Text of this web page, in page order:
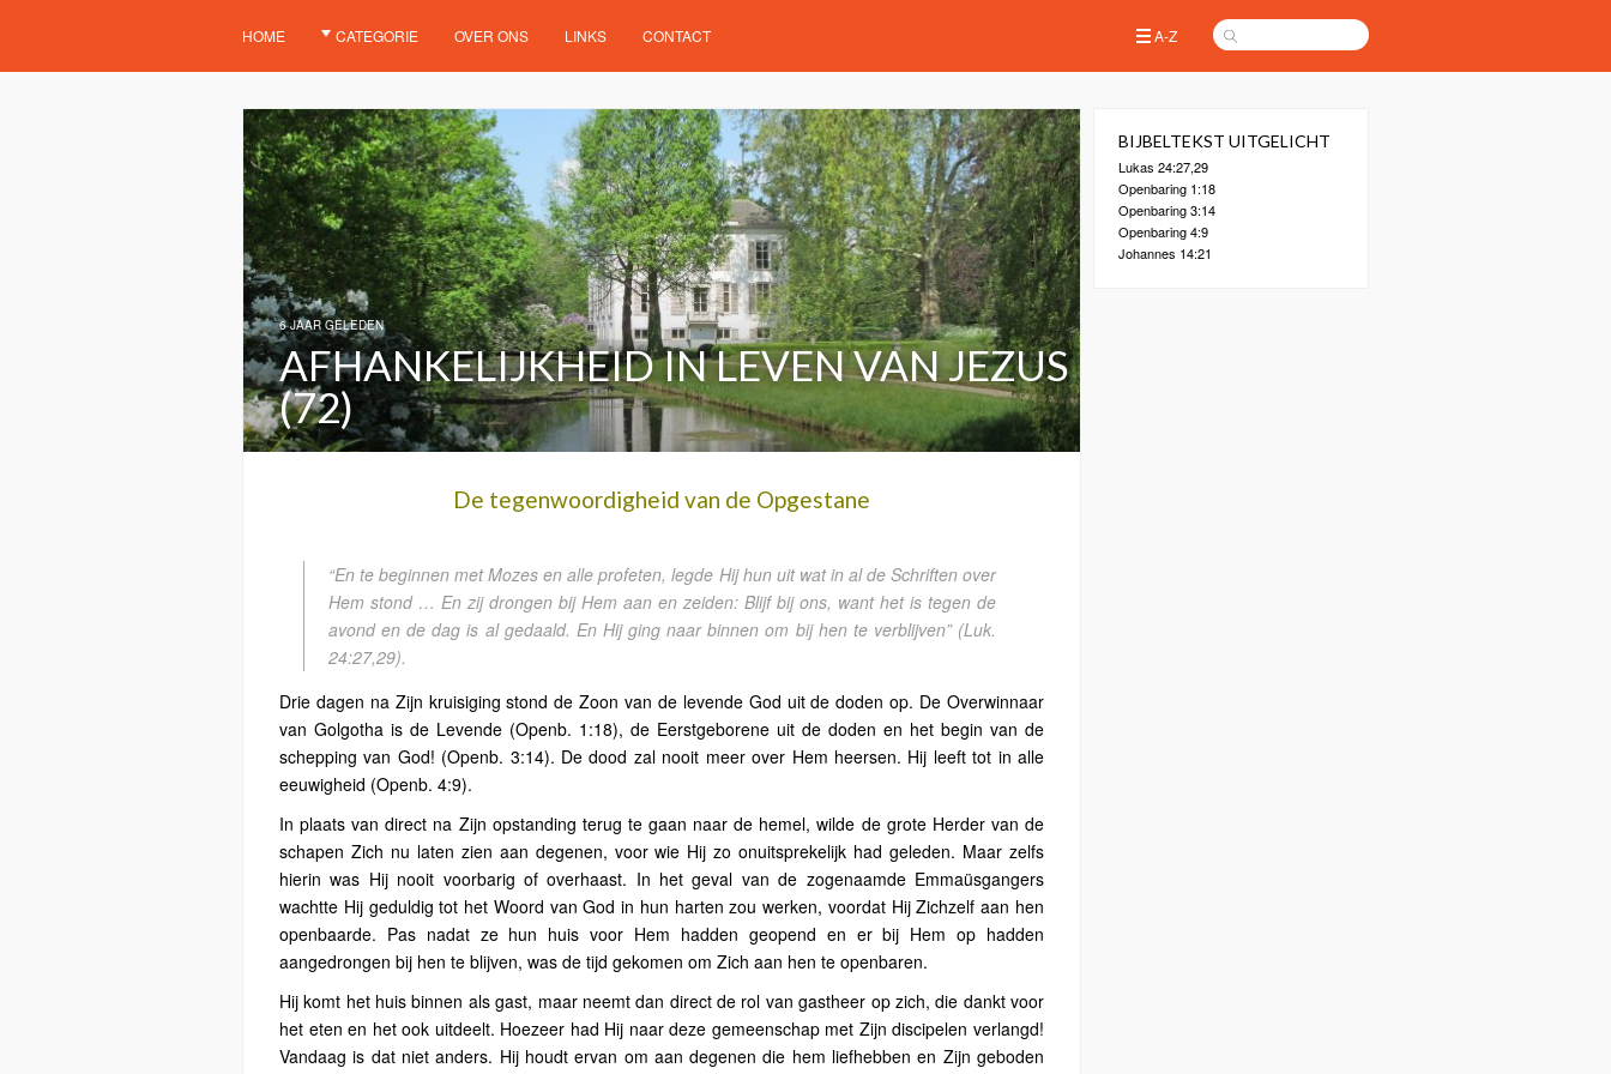
HOME CATEGORIE OVER ONS LINKS CONTACT A-Z
6 JAAR GELEDEN
AFHANKELIJKHEID IN LEVEN VAN JEZUS
(72)
De tegenwoordigheid van de Opgestane
“En te beginnen met Mozes en alle profeten, legde Hij hun uit wat in al de Schriften over
Hem stond … En zij drongen bij Hem aan en zeiden: Blijf bij ons, want het is tegen de
avond en de dag is al gedaald. En Hij ging naar binnen om bij hen te verblijven”(Luk.
24:27,29).
Drie dagen na Zijn kruisiging stond de Zoon van de levende God uit de doden op. De Overwinnaar
van Golgotha ​​is de Levende (Openb. 1:18), de Eerstgeborene uit de doden en het begin van de
schepping van God! (Openb. 3:14). De dood zal nooit meer over Hem heersen. Hij leeft tot in alle
eeuwigheid (Openb. 4:9).
In plaats van direct na Zijn opstanding terug te gaan naar de hemel, wilde de grote Herder van de
schapen Zich nu laten zien aan degenen, voor wie Hij zo onuitsprekelijk had geleden. Maar zelfs
hierin was Hij nooit voorbarig of overhaast. In het geval van de zogenaamde Emmaüsgangers
wachtte Hij geduldig tot het Woord van God in hun harten zou werken, voordat Hij Zichzelf aan hen
openbaarde. Pas nadat ze hun huis voor Hem hadden geopend en er bij Hem op hadden
aangedrongen bij hen te blijven, was de tijd gekomen om Zich aan hen te openbaren.
Hij komt het huis binnen als gast, maar neemt dan direct de rol van gastheer op zich, die dankt voor
het eten en het ook uitdeelt. Hoezeer had Hij naar deze gemeenschap met Zijn discipelen verlangd!
Vandaag is dat niet anders. Hij houdt ervan om aan degenen die hem liefhebben en Zijn geboden
BIJBELTEKST UITGELICHT
Lukas 24:27,29
Openbaring 1:18
Openbaring 3:14
Openbaring 4:9
Johannes 14:21